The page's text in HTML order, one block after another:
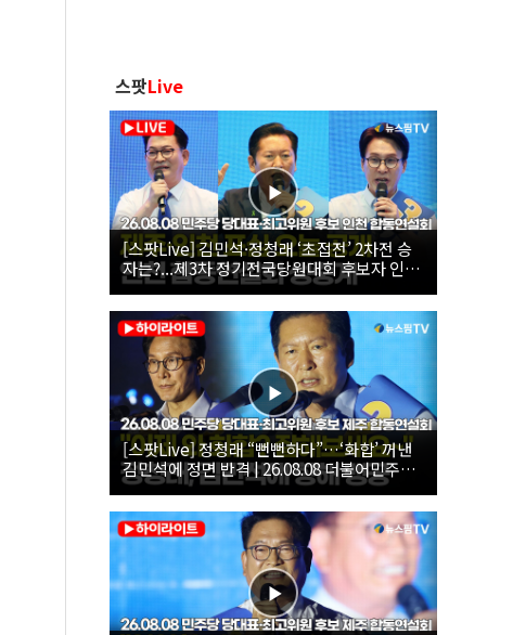
스팟Live
[스팟Live] 김민석·정청래 ‘초접전’ 2차전 승
자는?...제3차 정기전국당원대회 후보자 인천
합동연설회 생중계 | 26.08.08
[스팟Live] 정청래 “뻔뻔하다”…‘화합’ 꺼낸
김민석에 정면 반격 | 26.08.08 더불어민주당
당대표·최고위원 후보 제주 합동연설회